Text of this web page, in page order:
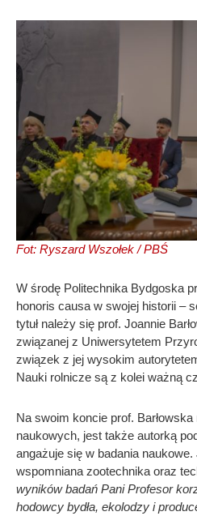
Fot: Ryszard Wszołek / PBŚ
W środę Politechnika Bydgoska
honoris causa w swojej historii –
tytuł należy się prof. Joannie
związanej z Uniwersytetem
związek z jej wysokim
Nauki rolnicze są z kolei ważną
Na swoim koncie prof.
naukowych, jest także autorką
angażuje się w badania naukowe.
wspomniana zootechnika oraz
wyników badań Pani Profesor
hodowcy bydła, ekolodzy i